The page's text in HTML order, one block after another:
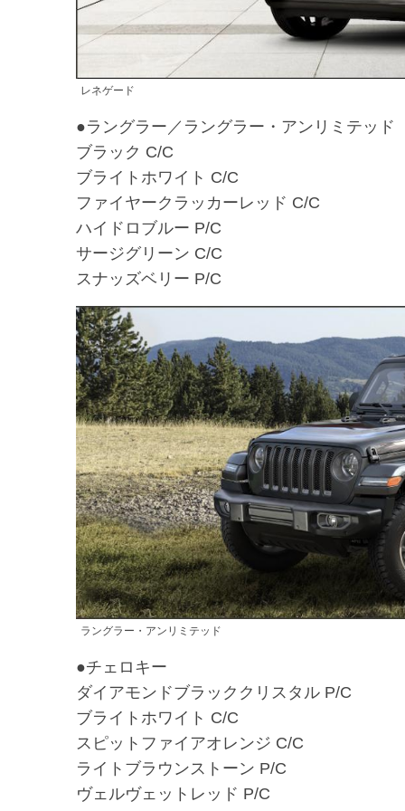
レネゲード
●ラングラー／ラングラー・アンリミテッド
ブラック C/C
ブライトホワイト C/C
ファイヤークラッカーレッド C/C
ハイドロブルー P/C
サージグリーン C/C
スナッズベリー P/C
ラングラー・アンリミテッド
●チェロキー
ダイアモンドブラッククリスタル P/C
ブライトホワイト C/C
スピットファイアオレンジ C/C
ライトブラウンストーン P/C
ヴェルヴェットレッド P/C